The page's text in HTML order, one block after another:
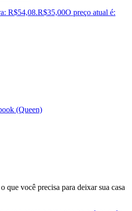
R$54,08.R$35,00O preço atual é:
(Queen)
que você precisa para deixar sua casa